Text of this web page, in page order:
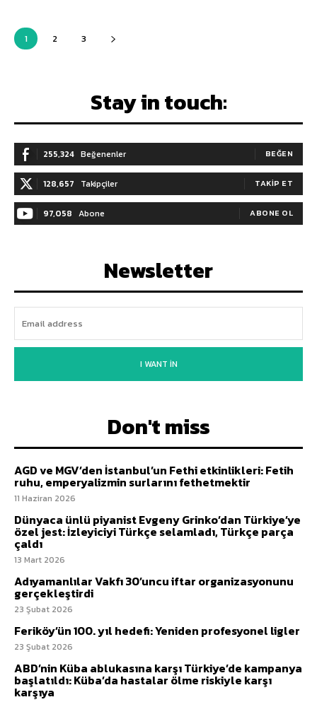
1 2 3
Stay in touch:
255,324 Beğenenler BEĞEN
128,657 Takipçiler TAKIP ET
97,058 Abone ABONE OL
Newsletter
I WANT IN
Don't miss
AGD ve MGV’den İstanbul’un Fethi etkinlikleri: Fetih
ruhu, emperyalizmin surlarını fethetmektir
11 Haziran 2026
Dünyaca ünlü piyanist Evgeny Grinko’dan Türkiye’ye
özel jest: İzleyiciyi Türkçe selamladı, Türkçe parça
çaldı
13 Mart 2026
Adıyamanlılar Vakfı 30’uncu iftar organizasyonunu
gerçekleştirdi
23 Şubat 2026
Feriköy’ün 100. yıl hedefi: Yeniden profesyonel ligler
23 Şubat 2026
ABD’nin Küba ablukasına karşı Türkiye’de kampanya
başlatıldı: Küba’da hastalar ölme riskiyle karşı
karşıya